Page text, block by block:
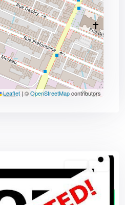
Leaflet | ©OpenStreetMapcontributors